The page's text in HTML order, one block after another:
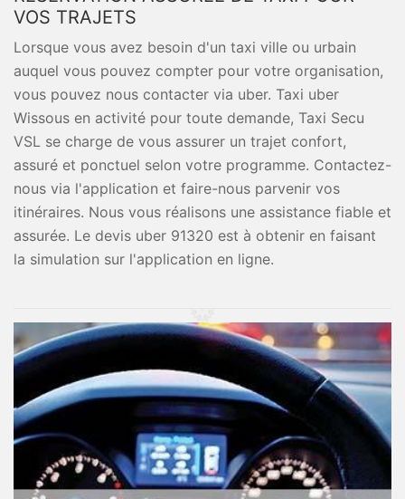
VOS TRAJETS
Lorsque vous avez besoin d'un taxi ville ou urbain
auquel vous pouvez compter pour votre organisation,
vous pouvez nous contacter via uber. Taxi uber
Wissous en activité pour toute demande, Taxi Secu
VSL se charge de vous assurer un trajet confort,
assuré et ponctuel selon votre programme. Contactez-
nous via l'application et faire-nous parvenir vos
itinéraires. Nous vous réalisons une assistance fiable et
assurée. Le devis uber 91320 est à obtenir en faisant
la simulation sur l'application en ligne.